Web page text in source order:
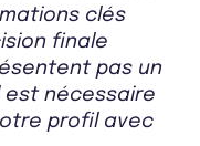
clés
finale
pas un
est nécessaire
profil avec